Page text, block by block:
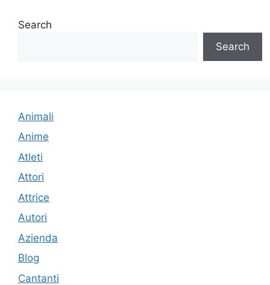
Search
Search
Animali
Anime
Atleti
Attori
Attrice
Autori
Azienda
Blog
Cantanti